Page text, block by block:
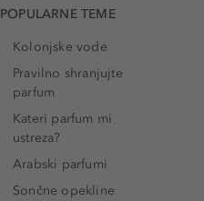
POPULARNE TEME
Kolonjske vode
Pravilno shranjujte
parfum
Kateri parfum mi
ustreza?
Arabski parfumi
Sončne opekline